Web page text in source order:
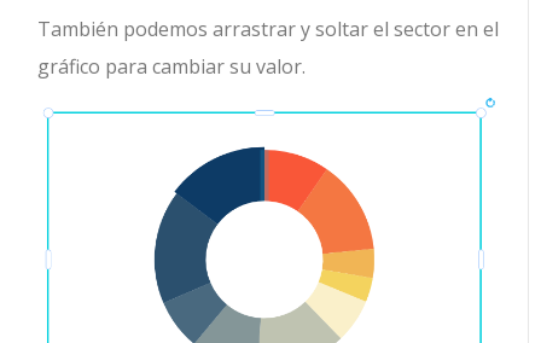
También podemos arrastrar y soltar el sector en el
gráfico para cambiar su valor.